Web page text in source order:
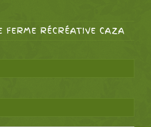
FERME RÉCRÉATIVE CAZA